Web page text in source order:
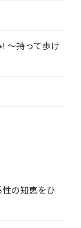
〜持って歩け
の知恵をひ